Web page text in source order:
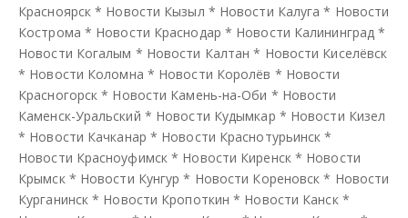
Красноярск * Новости Кызыл * Новости Калуга * Новости
Кострома * Новости Краснодар * Новости Калининград *
Новости Когалым * Новости Калтан * Новости Киселёвск
* Новости Коломна * Новости Королёв * Новости
Красногорск * Новости Камень-на-Оби * Новости
Каменск-Уральский * Новости Кудымкар * Новости Кизел
* Новости Качканар * Новости Краснотурьинск *
Новости Красноуфимск * Новости Киренск * Новости
Крымск * Новости Кунгур * Новости Кореновск * Новости
Курганинск * Новости Кропоткин * Новости Канск *